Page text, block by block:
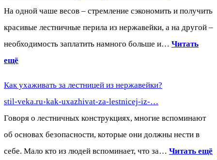
На одной чаше весов – стремление сэкономить и получить
красивые лестничные перила из нержавейки, а на другой –
необходимость заплатить намного больше и… Читать
ещё
Как ухаживать за лестницей из нержавейки?
stil-veka.ru›kak-uxazhivat-za-lestnicej-iz-…
Говоря о лестничных конструкциях, многие вспоминают
об основах безопасности, которые они должны нести в
себе. Мало кто из людей вспоминает, что за… Читать ещё